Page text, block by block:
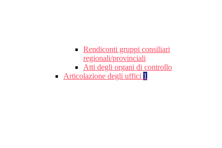
Rendiconti gruppi consiliari
regionali/provinciali
Atti degli organi di controllo
Articolazione degli uffici 1